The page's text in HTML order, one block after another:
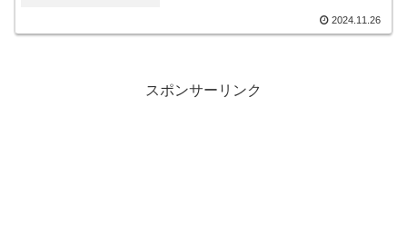
2024.11.26
スポンサーリンク